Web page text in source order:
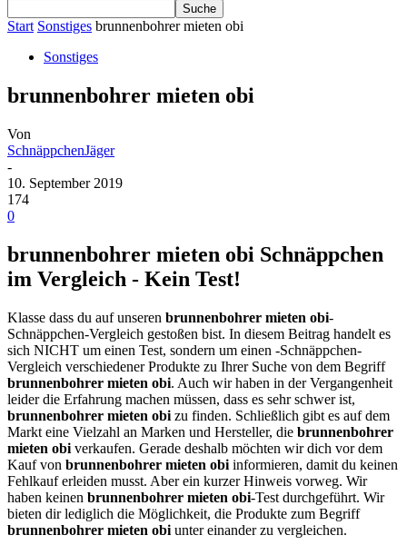
Start Sonstiges brunnenbohrer mieten obi
Sonstiges
brunnenbohrer mieten obi
Von
SchnäppchenJäger
-
10. September 2019
174
0
brunnenbohrer mieten obi Schnäppchen
im Vergleich - Kein Test!
Klasse dass du auf unseren brunnenbohrer mieten obi-
Schnäppchen-Vergleich gestoßen bist. In diesem Beitrag handelt es
sich NICHT um einen Test, sondern um einen -Schnäppchen-
Vergleich verschiedener Produkte zu Ihrer Suche von dem Begriff
brunnenbohrer mieten obi. Auch wir haben in der Vergangenheit
leider die Erfahrung machen müssen, dass es sehr schwer ist,
brunnenbohrer mieten obi zu finden. Schließlich gibt es auf dem
Markt eine Vielzahl an Marken und Hersteller, die brunnenbohrer
mieten obi verkaufen. Gerade deshalb möchten wir dich vor dem
Kauf von brunnenbohrer mieten obi informieren, damit du keinen
Fehlkauf erleiden musst. Aber ein kurzer Hinweis vorweg. Wir
haben keinen brunnenbohrer mieten obi-Test durchgeführt. Wir
bieten dir lediglich die Möglichkeit, die Produkte zum Begriff
brunnenbohrer mieten obi unter einander zu vergleichen.